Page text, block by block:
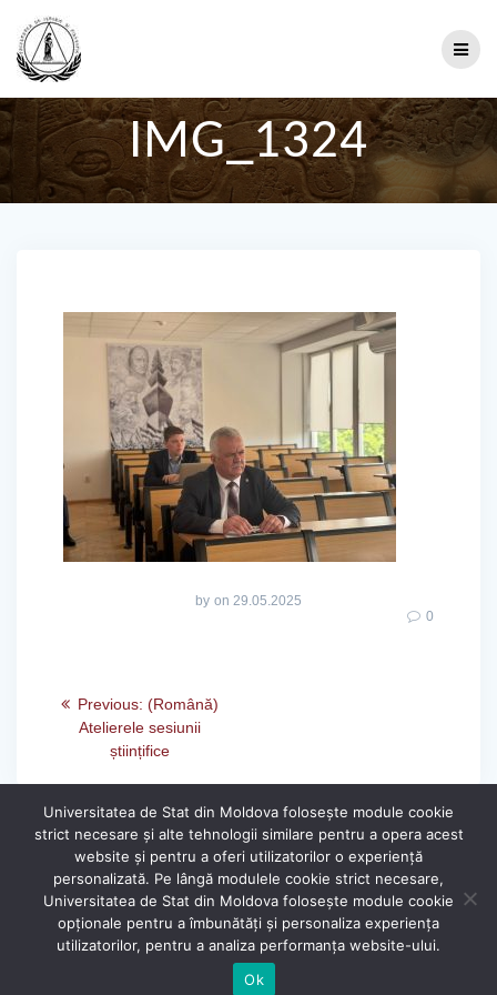
IMG_1324
by on 29.05.2025
0
Previous: (Română)
Atelierele sesiunii
științifice
Secție Programare Web al USM ®
Universitatea de Stat din Moldova folosește module cookie
strict necesare și alte tehnologii similare pentru a opera acest
website și pentru a oferi utilizatorilor o experiență
personalizată. Pe lângă modulele cookie strict necesare,
Universitatea de Stat din Moldova folosește module cookie
opționale pentru a îmbunătăți și personaliza experiența
utilizatorilor, pentru a analiza performanța website-ului.
Ok